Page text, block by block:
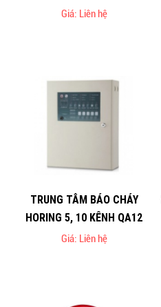
Giá: Liên hệ
TRUNG TÂM BÁO CHÁY
HORING 5, 10 KÊNH QA12
Giá: Liên hệ